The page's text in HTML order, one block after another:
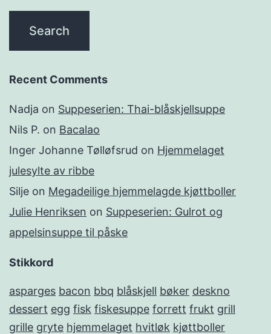
Recent Comments
Nadja on Suppeserien: Thai-blåskjellsuppe
Nils P. on Bacalao
Inger Johanne Tølløfsrud on Hjemmelaget
julesylte av ribbe
Silje on Megadeilige hjemmelagde kjøttboller
Julie Henriksen on Suppeserien: Gulrot og
appelsinsuppe til påske
Stikkord
asparges bacon bbq blåskjell bøker deskno
dessert egg fisk fiskesuppe forrett frukt grill
grille gryte hjemmelaget hvitløk kjøttboller